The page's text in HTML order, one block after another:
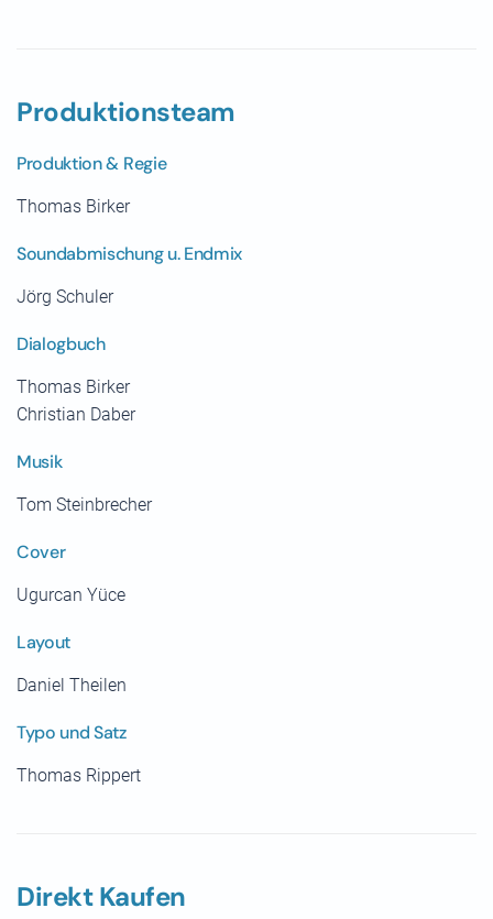
Produktionsteam
Produktion & Regie
Thomas Birker
Soundabmischung u. Endmix
Jörg Schuler
Dialogbuch
Thomas Birker
Christian Daber
Musik
Tom Steinbrecher
Cover
Ugurcan Yüce
Layout
Daniel Theilen
Typo und Satz
Thomas Rippert
Direkt Kaufen